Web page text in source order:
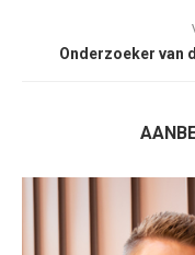
Onderzoeker van